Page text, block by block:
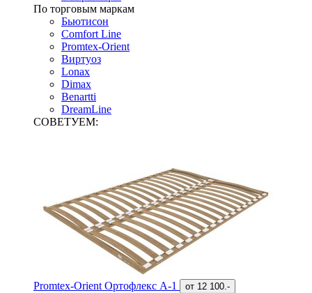
По торговым маркам
Бьютисон
Comfort Line
Promtex-Orient
Виртуоз
Lonax
Dimax
Benartti
DreamLine
СОВЕТУЕМ:
Promtex-Orient Ортофлекс А-1 от 12 100.-